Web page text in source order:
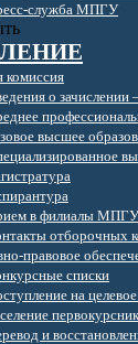
служба МПГУ
комиссия
о
высшее
в филиалы МПГУ
отборочных
правовое
списки
на
и